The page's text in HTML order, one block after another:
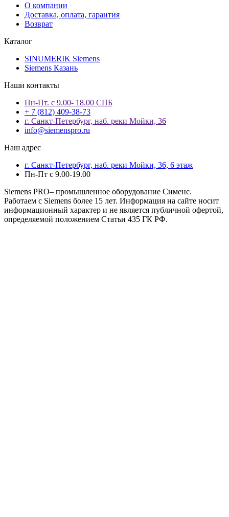
О компании
Доставка, оплата, гарантия
Возврат
Каталог
SINUMERIK Siemens
Siemens Казань
Наши контакты
Пн-Пт. с 9.00- 18.00 СПБ
+ 7 (812) 409-38-73
г. Санкт-Петербург, наб. реки Мойки, 36
info@siemenspro.ru
Наш адрес
г. Санкт-Петербург, наб. реки Мойки, 36, 6 этаж
Пн-Пт с 9.00-19.00
Siemens PRO– промышленное оборудование Сименс.
Работаем с Siemens более 15 лет. Информация на сайте носит
информационный характер и не является публичной офертой,
определяемой положением Статьи 435 ГК РФ.